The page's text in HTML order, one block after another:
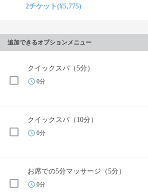
2チケット(¥5,775)
追加できるオプションメニュー
クイックスパ（5分）
0分
クイックスパ（10分）
0分
お席での5分マッサージ（5分）
0分